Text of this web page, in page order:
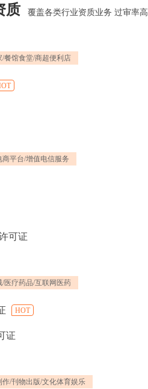
质 覆盖各类行业资质业务 过审率高
/餐馆食堂/商超便利店
商平台/增值电信服务
可证
/医疗药品/互联网医药
HOT
证
作/刊物出版/文化体育娱乐